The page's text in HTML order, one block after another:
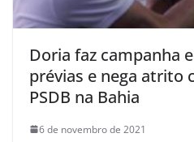
Doria faz campanha
prévias e nega atrito
PSDB na Bahia
6 de novembro de 2021